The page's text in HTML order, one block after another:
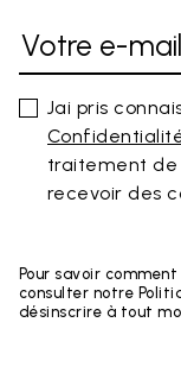
Jai pris
traitement de
recevoir des
Pour savoir
consulter notre
désinscrire à tout